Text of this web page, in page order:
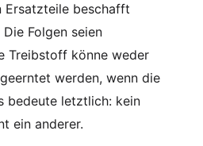
Ersatzteile beschafft
Folgen seien
Treibstoff könne weder
werden, wenn die
bedeute letztlich: kein
ein anderer.